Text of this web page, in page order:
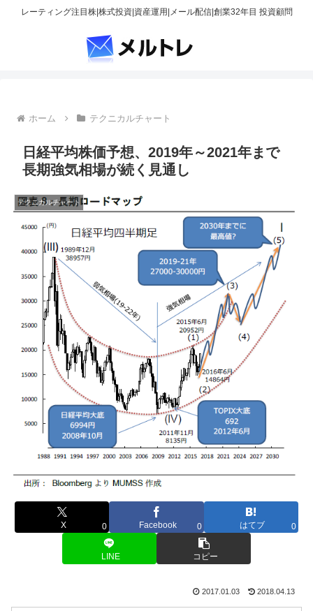
レーティング注目株|株式投資|資産運用|メール配信|創業32年目 投資顧問
ホーム テクニカルチャート
日経平均株価予想、2019年～2021年まで
長期強気相場が続く見通し
テクニカルチャート
X 0 Facebook 0 はてブ 0
LINE コピー
2017.01.03 2018.04.13